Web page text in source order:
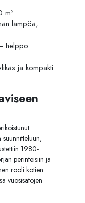
m²
lämpöä,
helppo
ja kompakti
1980-
perinteisiin ja
rooli kotien
vuosisatojen